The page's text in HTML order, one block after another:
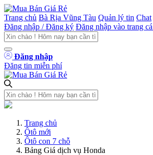
Trang chủ Bà Rịa Vũng Tàu Quản lý tin Chat
Đăng nhập / Đăng ký Đăng nhập vào trang
Đăng nhập
Đăng tin miễn phí
Trang chủ
Ôtô mới
Ôtô con 7 chỗ
Bảng Giá dịch vụ Honda